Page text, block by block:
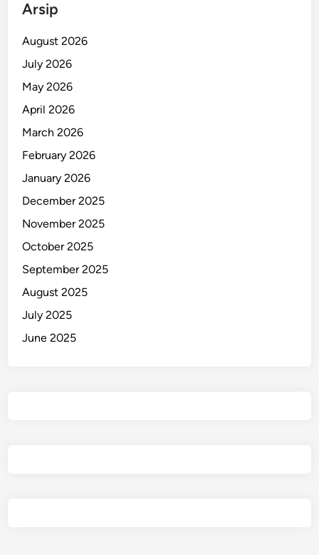
Arsip
August 2026
July 2026
May 2026
April 2026
March 2026
February 2026
January 2026
December 2025
November 2025
October 2025
September 2025
August 2025
July 2025
June 2025